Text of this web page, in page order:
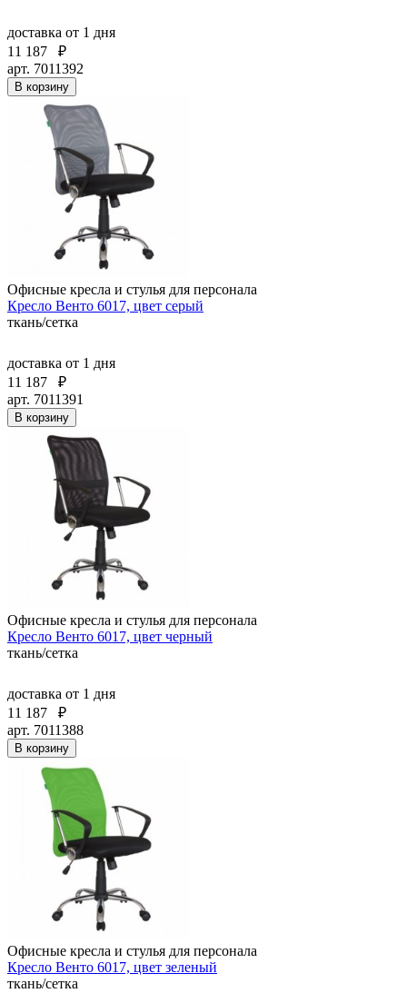
доставка от 1 дня
11 187
₽
арт. 7011392
В корзину
Офисные кресла и стулья для персонала
Кресло Венто 6017, цвет серый
ткань/сетка
доставка от 1 дня
11 187
₽
арт. 7011391
В корзину
Офисные кресла и стулья для персонала
Кресло Венто 6017, цвет черный
ткань/сетка
доставка от 1 дня
11 187
₽
арт. 7011388
В корзину
Офисные кресла и стулья для персонала
Кресло Венто 6017, цвет зеленый
ткань/сетка